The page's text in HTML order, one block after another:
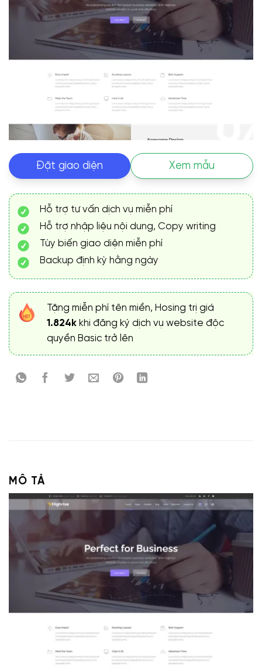
Đặt giao diện Xem mẫu
Hỗ trợ tư vấn dịch vụ miễn phí
Hỗ trợ nhập liệu nội dung, Copy writing
Tùy biến giao diện miễn phí
Backup định kỳ hằng ngày
Tặng miễn phí tên miền, Hosing trị giá
1.824k khi đăng ký dịch vụ website độc
quyền Basic trở lên
MÔ TẢ